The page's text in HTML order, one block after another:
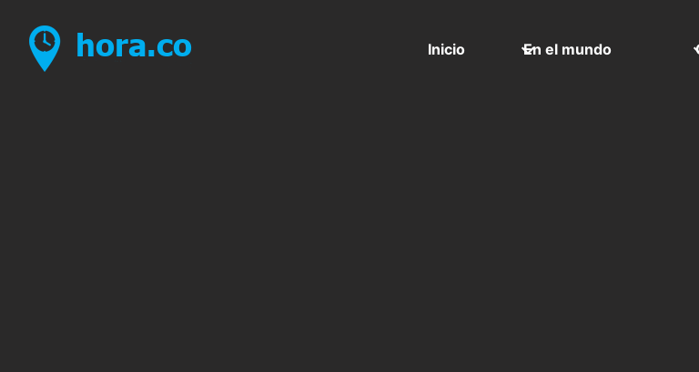
Inicio En el mundo